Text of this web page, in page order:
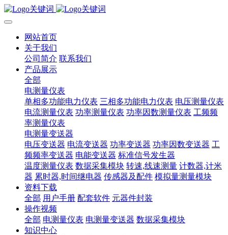
网站首页
关于我们
公司简介 联系我们
产品展示
全部
电测量仪表
单相多功能电力仪表 三相多功能电力仪表 电压测量仪表
电流测量仪表 功率测量仪表 功率因数测量仪表 工频频
率测量仪表
电测量变送器
电压变送器 电流变送器 功率变送器 功率因数变送器 工
频频率变送器 电能变送器 标准信号发生器
温度测量仪表 数据采集模块 转速,线速测量 计数器,计米
器 累时器,时间继电器 传感器及配件 模拟量测量模块
资料下载
全部 用户手册 配套软件 元器件封装
操作视频
全部 电测量仪表 电测量变送器 数据采集模块
知识中心